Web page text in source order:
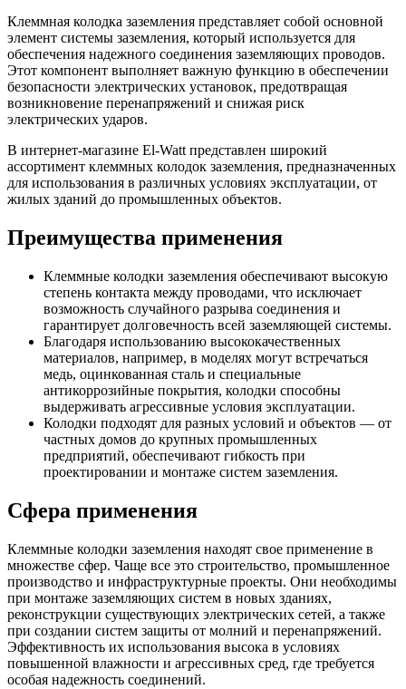
Клеммная колодка заземления представляет собой основной
элемент системы заземления, который используется для
обеспечения надежного соединения заземляющих проводов.
Этот компонент выполняет важную функцию в обеспечении
безопасности электрических установок, предотвращая
возникновение перенапряжений и снижая риск
электрических ударов.
В интернет-магазине El-Watt представлен широкий
ассортимент клеммных колодок заземления, предназначенных
для использования в различных условиях эксплуатации, от
жилых зданий до промышленных объектов.
Преимущества применения
Клеммные колодки заземления обеспечивают высокую
степень контакта между проводами, что исключает
возможность случайного разрыва соединения и
гарантирует долговечность всей заземляющей системы.
Благодаря использованию высококачественных
материалов, например, в моделях могут встречаться
медь, оцинкованная сталь и специальные
антикоррозийные покрытия, колодки способны
выдерживать агрессивные условия эксплуатации.
Колодки подходят для разных условий и объектов — от
частных домов до крупных промышленных
предприятий, обеспечивают гибкость при
проектировании и монтаже систем заземления.
Сфера применения
Клеммные колодки заземления находят свое применение в
множестве сфер. Чаще все это строительство, промышленное
производство и инфраструктурные проекты. Они необходимы
при монтаже заземляющих систем в новых зданиях,
реконструкции существующих электрических сетей, а также
при создании систем защиты от молний и перенапряжений.
Эффективность их использования высока в условиях
повышенной влажности и агрессивных сред, где требуется
особая надежность соединений.